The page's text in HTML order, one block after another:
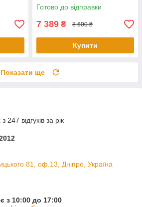
Готово до відправки
7 389 ₴ 8 600 ₴
Купити
Показати ще
247 відгуків за рік
81, оф.13, Дніпро, Україна
з 10:00 до 17:00